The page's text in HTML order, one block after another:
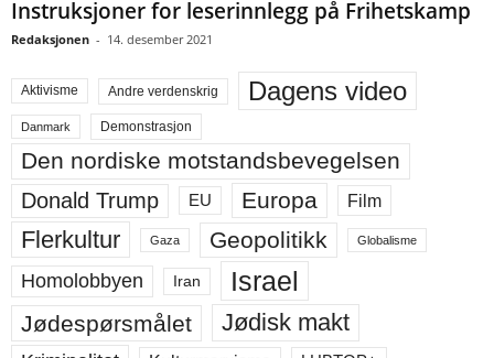
Instruksjoner for leserinnlegg på Frihetskamp
Redaksjonen - 14. desember 2021
Aktivisme Andre verdenskrig Dagens video
Danmark Demonstrasjon
Den nordiske motstandsbevegelsen
Donald Trump EU Europa Film
Flerkultur Gaza Geopolitikk Globalisme
Homolobbyen Iran Israel
Jødespørsmålet Jødisk makt